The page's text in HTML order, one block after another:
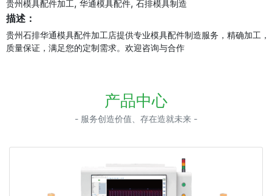
贵州模具配件加工, 华通模具配件, 石排模具制造
描述：
贵州石排华通模具配件加工店提供专业模具配件制造服务，精确加工，
质量保证，满足您的定制需求。欢迎咨询与合作
产品中心
- 服务创造价值、存在造就未来 -